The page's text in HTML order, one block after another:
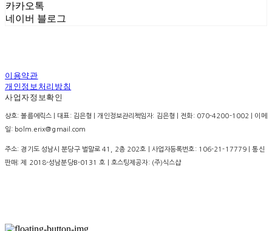
카카오톡
네이버 블로그
이용약관
개인정보처리방침
사업자정보확인
상호: 볼름에릭스 | 대표: 김은형 | 개인정보관리책임자: 김은형 | 전화: 070-4200-1002 | 이메
일: bolm.erix@gmail.com
주소: 경기도 성남시 분당구 벌말로 41, 2층 202호 | 사업자등록번호: 106-21-17779 | 통신
판매:제 2018-성남분당B-0131 호 | 호스팅제공자: (주)식스샵